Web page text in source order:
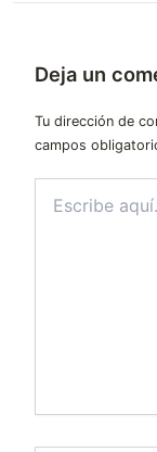
Deja un
Tu dirección de
campos
aquí...